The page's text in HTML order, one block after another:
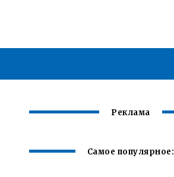
Реклама
Самое популярное: